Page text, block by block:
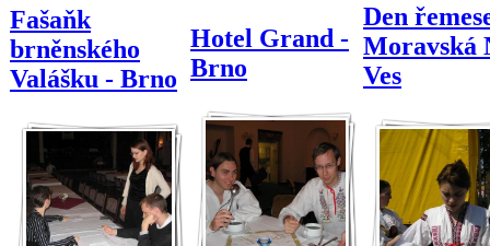
Fašaňk
brněnského
Valášku - Brno
Hotel Grand -
Brno
Den
Moravská
Ves